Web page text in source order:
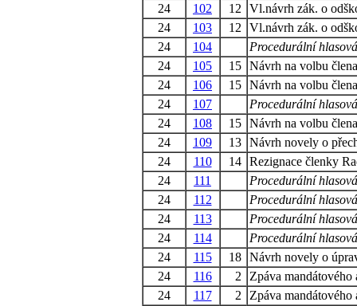
24
102 12
Vl.návrh zák. o
24
103 12
Vl.návrh zák. o
24
104
Procedurální
24
105 15 Návrh na volbu
24
106 15 Návrh na volbu
24
107
Procedurální
24
108 15 Návrh na volbu
24
109 13 Návrh novely o
24
110 14 Rezignace členky
24
111
Procedurální
24
112
Procedurální
24
113
Procedurální
24
114
Procedurální
24
115 18 Návrh novely o
24
116 2
Zpáva
24
117 2
Zpáva